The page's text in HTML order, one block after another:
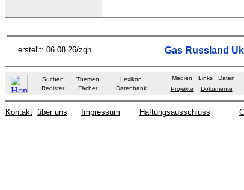
erstellt: 06.08.26/zgh Gas Russland
Suchen Themen
Lexikon
Register
Fächer Datenbank
Medien Links
Daten
Projekte
Dokumente
Kontakt über uns Impressum Haftungsausschluss